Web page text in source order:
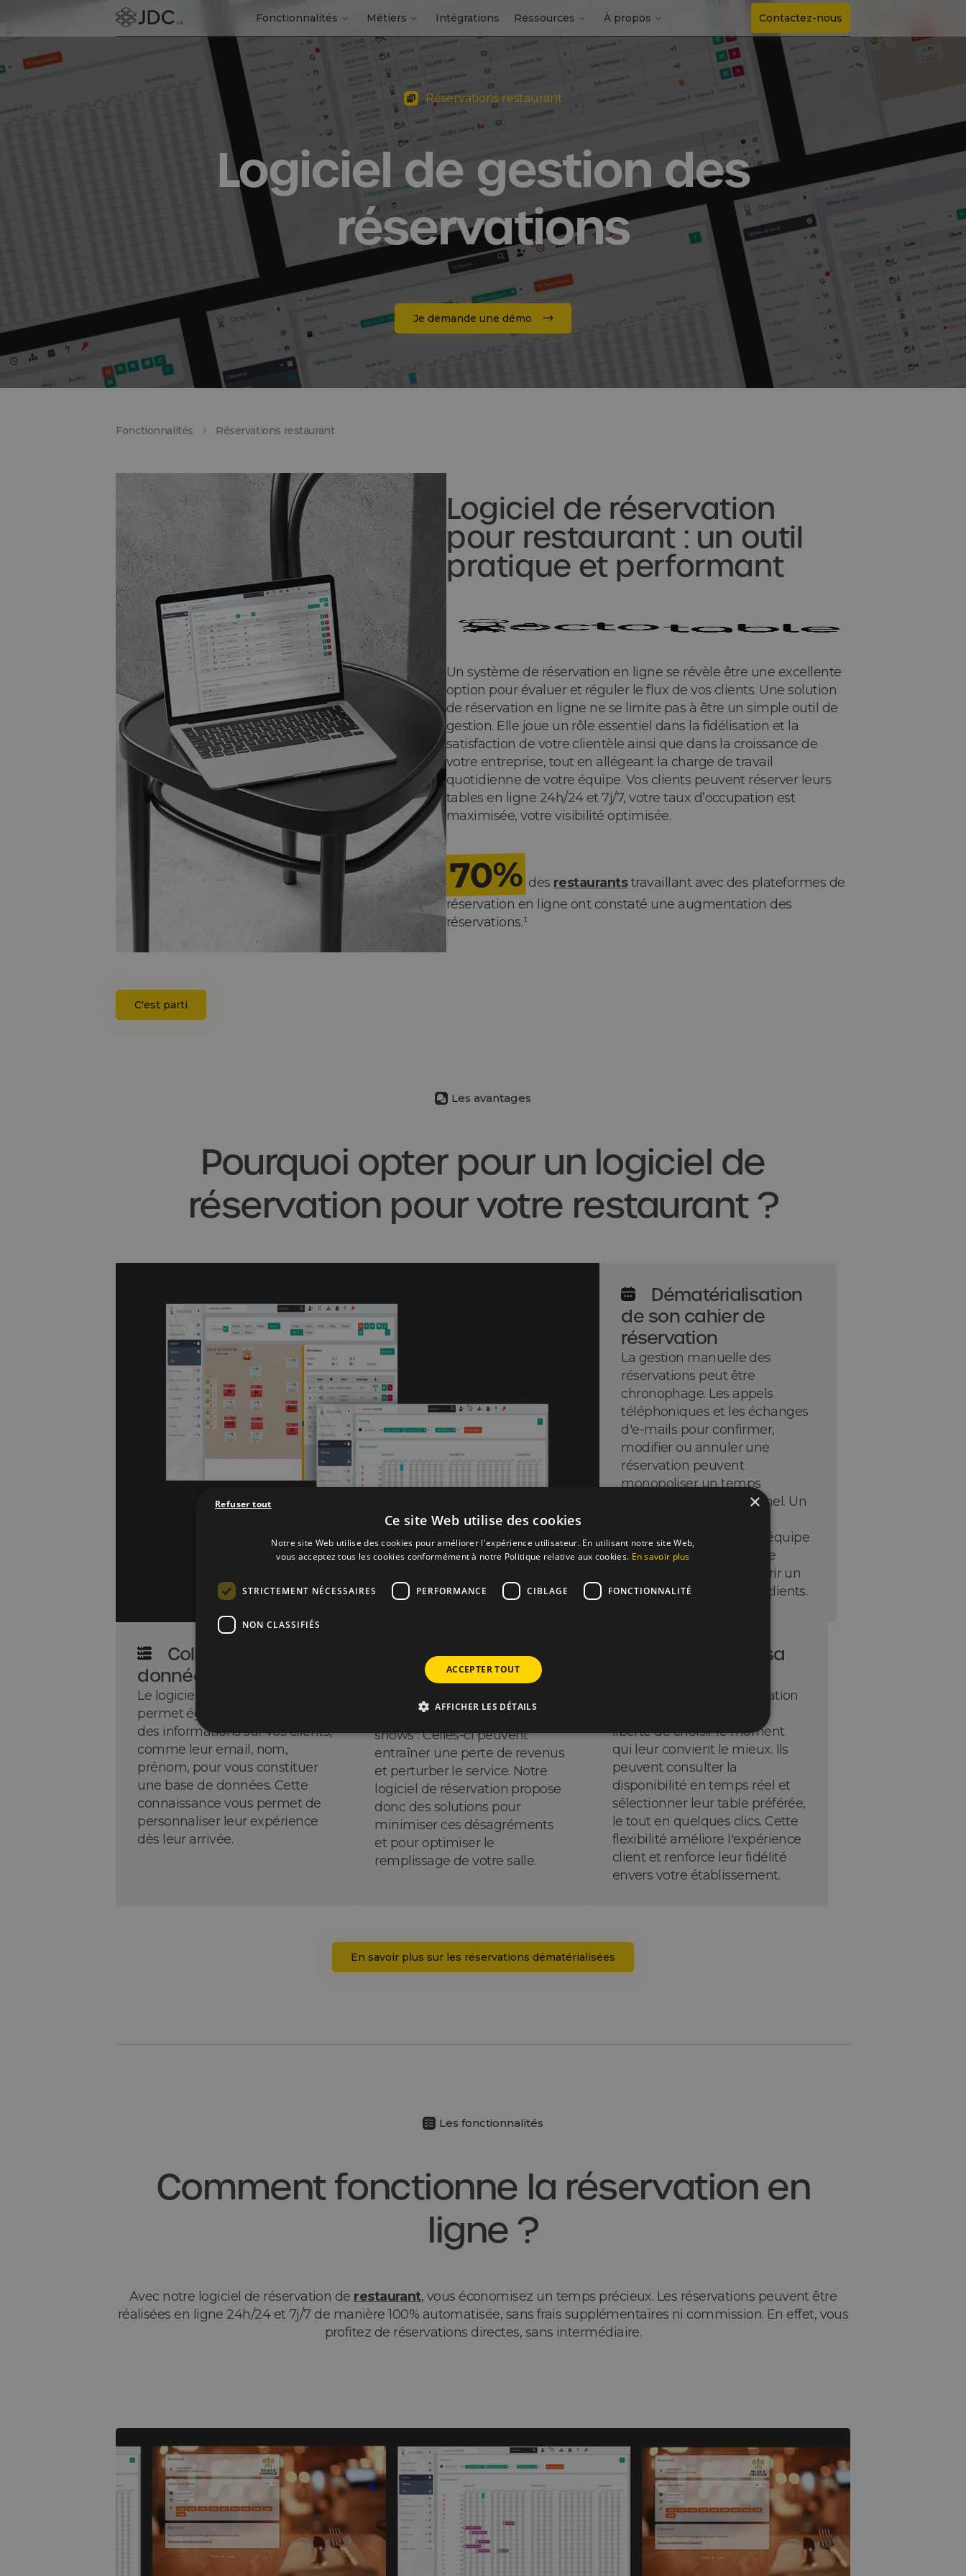
Fonctionnalités Métiers Intégrations Ressources À propos Contactez-nous
Réservations restaurant
Logiciel de gestion des
réservations
Je demande une démo
Fonctionnalités Réservations restaurant
Logiciel de réservation
pour restaurant : un outil
pratique et performant
Un système de réservation en ligne se révèle être une excellente
option pour évaluer et réguler le flux de vos clients. Une solution
de réservation en ligne ne se limite pas à être un simple outil de
gestion. Elle joue un rôle essentiel dans la fidélisation et la
satisfaction de votre clientèle ainsi que dans la croissance de
votre entreprise, tout en allégeant la charge de travail
quotidienne de votre équipe. Vos clients peuvent réserver leurs
tables en ligne 24h/24 et 7j/7, votre taux d’occupation est
maximisée, votre visibilité optimisée.
70% des restaurantstravaillant avec des plateformes de
réservation en ligne ont constaté une augmentation des
réservations.¹
C'est parti
Les avantages
Pourquoi opter pour un logiciel de
réservation pour votre restaurant ?
Dématérialisation
de son cahier de
réservation
La gestion manuelle des
réservations peut être
chronophage. Les appels
téléphoniques et les échanges
d'e-mails pour confirmer,
modifier ou annuler une
réservation peuvent
monopoliser un temps
précieux à votre personnel. Un
automatisé libère votre équipe
pour se concentrer sur ce
qu'elle fait de mieux : offrir un
service de qualité à vos clients.
Collecte de
données
Le logiciel de réservation vous
permet également de collecter
des informations sur vos clients,
comme leur email, nom,
prénom, pour vous constituer
une base de données. Cette
connaissance vous permet de
personnaliser leur expérience
dès leur arrivée.
Limiter les
réservations non
honorées
Communément appelées "no-
shows". Celles-ci peuvent
entraîner une perte de revenus
et perturber le service. Notre
logiciel de réservation propose
donc des solutions pour
minimiser ces désagréments
et pour optimiser le
remplissage de votre salle.
Libre choix de sa
Avec un logiciel de réservation
liberté de choisir le moment
qui leur convient le mieux. Ils
peuvent consulter la
disponibilité en temps réel et
sélectionner leur table préférée,
le tout en quelques clics. Cette
flexibilité améliore l'expérience
client et renforce leur fidélité
envers votre établissement.
En savoir plus sur les réservations dématérialisées
Les fonctionnalités
Comment fonctionne la réservation en
ligne ?
Avec notre logiciel de réservation de restaurant, vous économisez un temps précieux. Les réservations peuvent être
réalisées en ligne 24h/24 et 7j/7 de manière 100% automatisée, sans frais supplémentaires ni commission. En effet, vous
profitez de réservations directes, sans intermédiaire.
×
Ce site Web utilise des cookies
Notre site Web utilise des cookies pour améliorer l'expérience utilisateur. En utilisant notre site Web,
vous acceptez tous les cookies conformément à notre Politique relative aux cookies. En savoir plus
STRICTEMENT NÉCESSAIRES PERFORMANCE CIBLAGE FONCTIONNALITÉ
NON CLASSIFIÉS
ACCEPTER TOUT
Refuser tout
AFFICHER LES DÉTAILS